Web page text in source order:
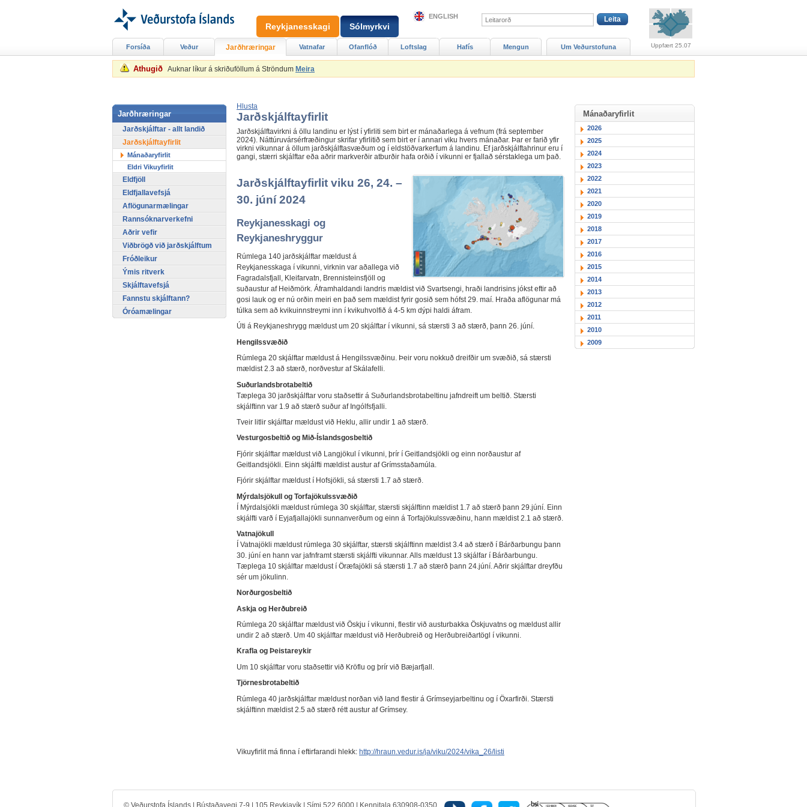
Athugið Auknar líkur á skriðuföllum á Ströndum Meira
Hlusta
Jarðskjálftayfirlit
Jarðskjálftavirkni á öllu landinu er lýst í yfirliti sem birt er mánaðarlega á vefnum (frá september
2024). Náttúruvársérfræðingur skrifar yfirlitið sem birt er í annari viku hvers mánaðar. Þar er farið yfir
virkni vikunnar á öllum jarðskjálftasvæðum og í eldstöðvarkerfum á landinu. Ef jarðskjálftahrinur eru í
gangi, stærri skjálftar eða aðrir markverðir atburðir hafa orðið í vikunni er fjallað sérstaklega um það.
Jarðskjálftayfirlit viku 26, 24. –
30. júní 2024
Reykjanesskagi og
Reykjaneshryggur
Rúmlega 140 jarðskjálftar mældust á
Reykjanesskaga í vikunni, virknin var aðallega við
Fagradalsfjall, Kleifarvatn, Brennisteinsfjöll og
suðaustur af Heiðmörk. Áframhaldandi landris mældist við Svartsengi, hraði landrisins jókst eftir að
gosi lauk og er nú orðin meiri en það sem mældist fyrir gosið sem hófst 29. maí. Hraða aflögunar má
túlka sem að kvikuinnstreymi inn í kvikuhvolfið á 4-5 km dýpi haldi áfram.
Úti á Reykjaneshrygg mældust um 20 skjálftar í vikunni, sá stærsti 3 að stærð, þann 26. júní.
Hengilssvæðið
Rúmlega 20 skjálftar mældust á Hengilssvæðinu. Þeir voru nokkuð dreifðir um svæðið, sá stærsti
mældist 2.3 að stærð, norðvestur af Skálafelli.
Suðurlandsbrotabeltið
Tæplega 30 jarðskjálftar voru staðsettir á Suðurlandsbrotabeltinu jafndreift um beltið. Stærsti
skjálftinn var 1.9 að stærð suður af Ingólfsfjalli.
Tveir litlir skjálftar mældust við Heklu, allir undir 1 að stærð.
Vesturgosbeltið og Mið-Íslandsgosbeltið
Fjórir skjálftar mældust við Langjökul í vikunni, þrír í Geitlandsjökli og einn norðaustur af
Geitlandsjökli. Einn skjálfti mældist austur af Grímsstaðamúla.
Fjórir skjálftar mældust í Hofsjökli, sá stærsti 1.7 að stærð.
Mýrdalsjökull og Torfajökulssvæðið
Í Mýrdalsjökli mældust rúmlega 30 skjálftar, stærsti skjálftinn mældist 1.7 að stærð þann 29.júní. Einn
skjálfti varð í Eyjafjallajökli sunnanverðum og einn á Torfajökulssvæðinu, hann mældist 2.1 að stærð.
Vatnajökull
Í Vatnajökli mældust rúmlega 30 skjálftar, stærsti skjálftinn mældist 3.4 að stærð í Bárðarbungu þann
30. júní en hann var jafnframt stærsti skjálfti vikunnar. Alls mældust 13 skjálfar í Bárðarbungu.
Tæplega 10 skjálftar mældust í Öræfajökli sá stærsti 1.7 að stærð þann 24.júní. Aðrir skjálftar dreyfðu
sér um jökulinn.
Norðurgosbeltið
Askja og Herðubreið
Rúmlega 20 skjálftar mældust við Öskju í vikunni, flestir við austurbakka Öskjuvatns og mældust allir
undir 2 að stærð. Um 40 skjálftar mældust við Herðubreið og Herðubreiðartögl í vikunni.
Krafla og Þeistareykir
Um 10 skjálftar voru staðsettir við Kröflu og þrír við Bæjarfjall.
Tjörnesbrotabeltið
Rúmlega 40 jarðskjálftar mældust norðan við land flestir á Grímseyjarbeltinu og í Öxarfirði. Stærsti
skjálftinn mældist 2.5 að stærð rétt austur af Grímsey.
Vikuyfirlit má finna í eftirfarandi hlekk: http://hraun.vedur.is/ja/viku/2024/vika_26/listi
Mánaðaryfirlit
2026
2025
2024
2023
2022
2021
2020
2019
2018
2017
2016
2015
2014
2013
2012
2011
2010
2009
Forsíða Veður Jarðhræringar Vatnafar Ofanflóð Loftslag Hafís Mengun Um Veðurstofuna
Jarðhræringar
Jarðskjálftar - allt landið
Jarðskjálftayfirlit
Mánaðaryfirlit
Eldri Vikuyfirlit
Eldfjöll
Eldfjallavefsjá
Aflögunarmælingar
Rannsóknarverkefni
Aðrir vefir
Viðbrögð við jarðskjálftum
Fróðleikur
Ýmis ritverk
Skjálftavefsjá
Fannstu skjálftann?
Óróamælingar
Uppfært 25.07
Reykjanesskagi Sólmyrkvi
ENGLISH
© Veðurstofa Íslands | Bústaðavegi 7-9 | 105 Reykjavík | Sími 522 6000 | Kennitala 630908-0350